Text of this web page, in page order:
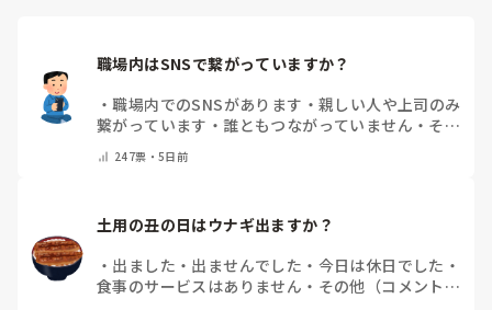
職場内はSNSで繋がっていますか？
・職場内でのSNSがあります ・ 親しい人や上司のみ
繋がっています ・ 誰ともつながっていません ・ その
他（コメントで教えてください）
247票・5日前
土用の丑の日はウナギ出ますか？
・ 出ました ・ 出ませんでした ・ 今日は休日でした ・
食事のサービスはありません ・ その他（コメントで